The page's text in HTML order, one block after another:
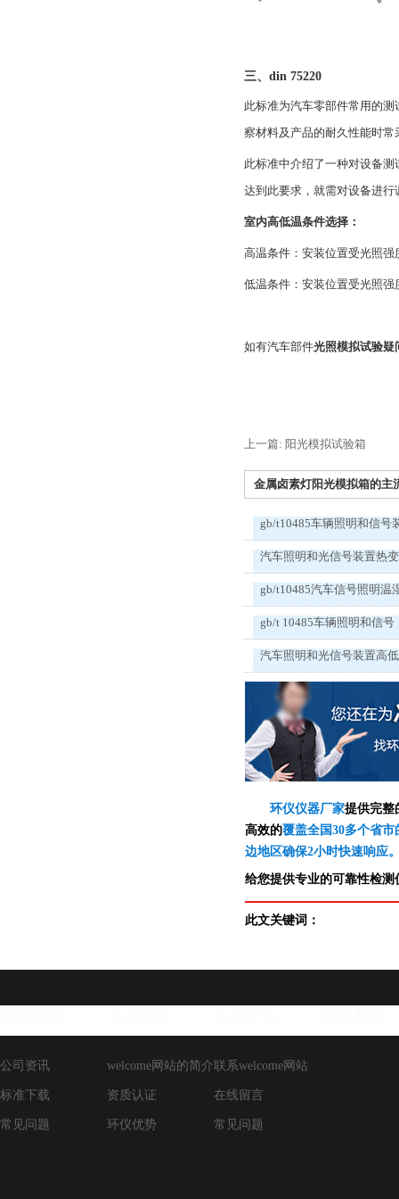
三、din 75220
此标准为汽车零部件常用的
察材料及产品的耐久性能时常
此标准中介绍了一种对设备
达到此要求，就需对设备进行
室内高低温条件选择：
高温条件：安装位置受光照
低温条件：安装位置受光照
如有汽车部件光照模拟试验疑
上一篇: 阳光模拟试验箱
金属卤素灯阳光模拟箱的主
gb/t10485车辆照明和信号
汽车照明和光信号装置热
gb/t10485汽车信号照明温
gb/t 10485车辆照明和信号
汽车照明和光信号装置高
环仪仪器厂家提供完整
高效的覆盖全国30多个省
边地区确保2小时快速响应
给您提供专业的可靠性检测
此文关键词：
公司资讯
标准下载
常见问题
welcome网站的简介
资质认证
环仪优势
联系welcome网站
在线留言
常见问题